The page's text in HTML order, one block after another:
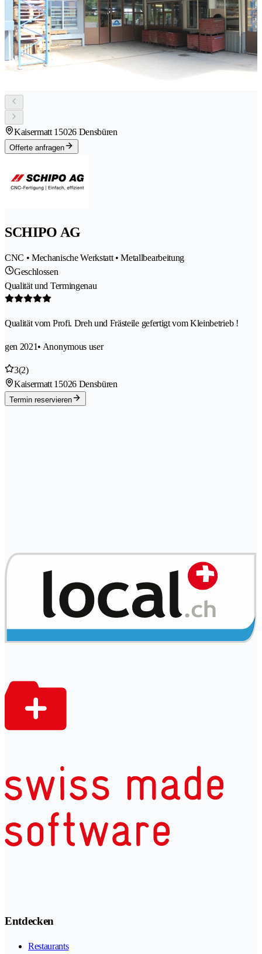
Kaisermatt 1 5026 Densbüren
Offerte anfragen
SCHIPO AG
CNC • Mechanische Werkstatt • Metallbearbeitung
Geschlossen
Qualität und Termingenau
Qualität vom Profi. Dreh und Frästeile gefertigt vom Kleinbetrieb !
gen 2021• Anonymous user
3(2)
Kaisermatt 1 5026 Densbüren
Termin reservieren
Entdecken
Restaurants